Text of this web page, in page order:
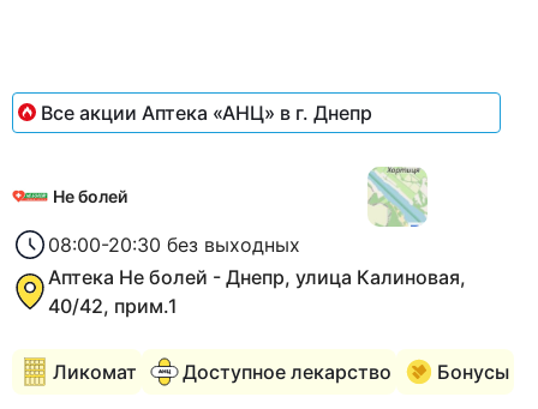
Все акции Аптека «АНЦ» в г. Днепр
Не болей
08:00-20:30 без выходных
Аптека Не болей - Днепр, улица Калиновая,
40/42, прим.1
Ликомат Доступное лекарство Бонусы